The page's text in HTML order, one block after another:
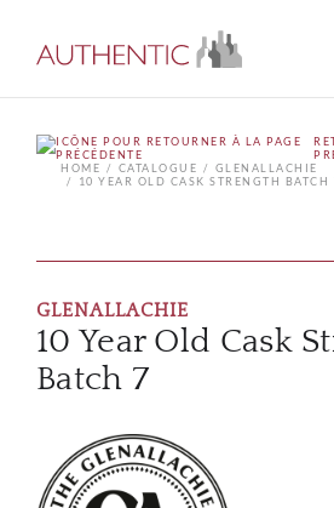
HOME
CATALOGUE
GLENALLACHIE
10 YEAR OLD CASK STRENGTH BATCH
GLENALLACHIE
10 Year Old Cask
Batch 7